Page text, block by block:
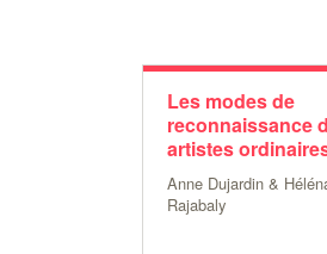
Les modes de
reconnaissance
artistes
Anne Dujardin &
Rajabaly